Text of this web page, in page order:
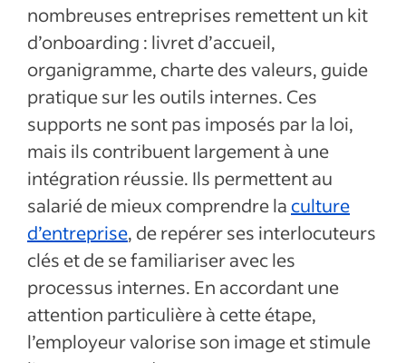
nombreuses entreprises remettent un kit
d’onboarding : livret d’accueil,
organigramme, charte des valeurs, guide
pratique sur les outils internes. Ces
supports ne sont pas imposés par la loi,
mais ils contribuent largement à une
intégration réussie. Ils permettent au
salarié de mieux comprendre la culture
d’entreprise, de repérer ses interlocuteurs
clés et de se familiariser avec les
processus internes. En accordant une
attention particulière à cette étape,
l’employeur valorise son image et stimule